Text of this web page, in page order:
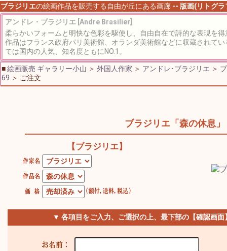
ブラジリエの絵画作品を販売する自由が丘にある画廊 -- 版画(リトグ
アンドレ・ブラジリエ [Andre Brasilier]
柔らかいフォームと明快な色彩を駆使し、自由自在で詩的な表現を
作品はフランス政府パリ美術館、オランダ美術館などに収蔵されて
ては国内の人気、知名度ともにNO.1。
■絵画販売 ギャラリー小山 ＞ 外国人作家 ＞ アンドレ･ブラジリエ ＞
69 ＞ ご注文
ブラジリエ「森の休息」
【ブラジリエ】
▼ 各項目をご入力、ご選択の上、最下部の【確認画